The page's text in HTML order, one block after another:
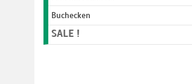
Buchecken
SALE !